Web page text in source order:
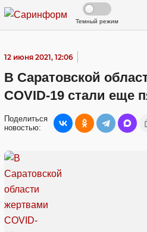
Темный режим
12 июня 2021, 12:06
В Саратовской
COVID-19 стали еще
Поделиться
новостью: